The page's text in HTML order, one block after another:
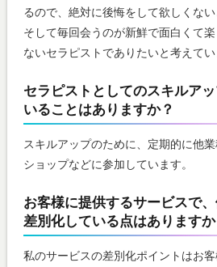
るので、絶対に後悔をして欲しくない
そして毎回会うのが新鮮で面白くて
ないセラピストでありたいと考えてい
セラピストとしてのスキルア
いることはありますか？
スキルアップのために、定期的に他
ショップなどに参加しています。
お客様に提供するサービスで
差別化している点はありますか
私のサービスの差別化ポイントはお